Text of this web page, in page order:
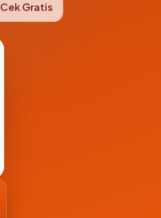
Cek Gratis